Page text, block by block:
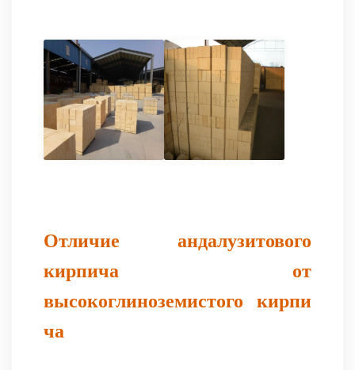
Отличие андалузитового
кирпича от
высокоглиноземистого
кирпи
ча